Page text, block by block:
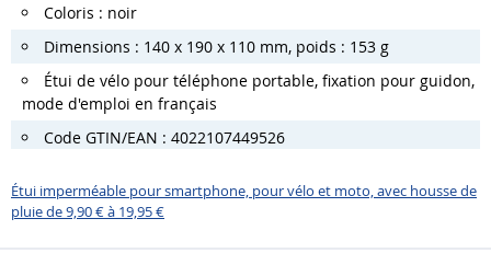
Coloris : noir
Dimensions : 140 x 190 x 110 mm, poids : 153 g
Étui de vélo pour téléphone portable, fixation pour guidon,
mode d'emploi en français
Code GTIN/EAN : 4022107449526
Étui imperméable pour smartphone, pour vélo et moto, avec housse de
pluie de 9,90 € à 19,95 €